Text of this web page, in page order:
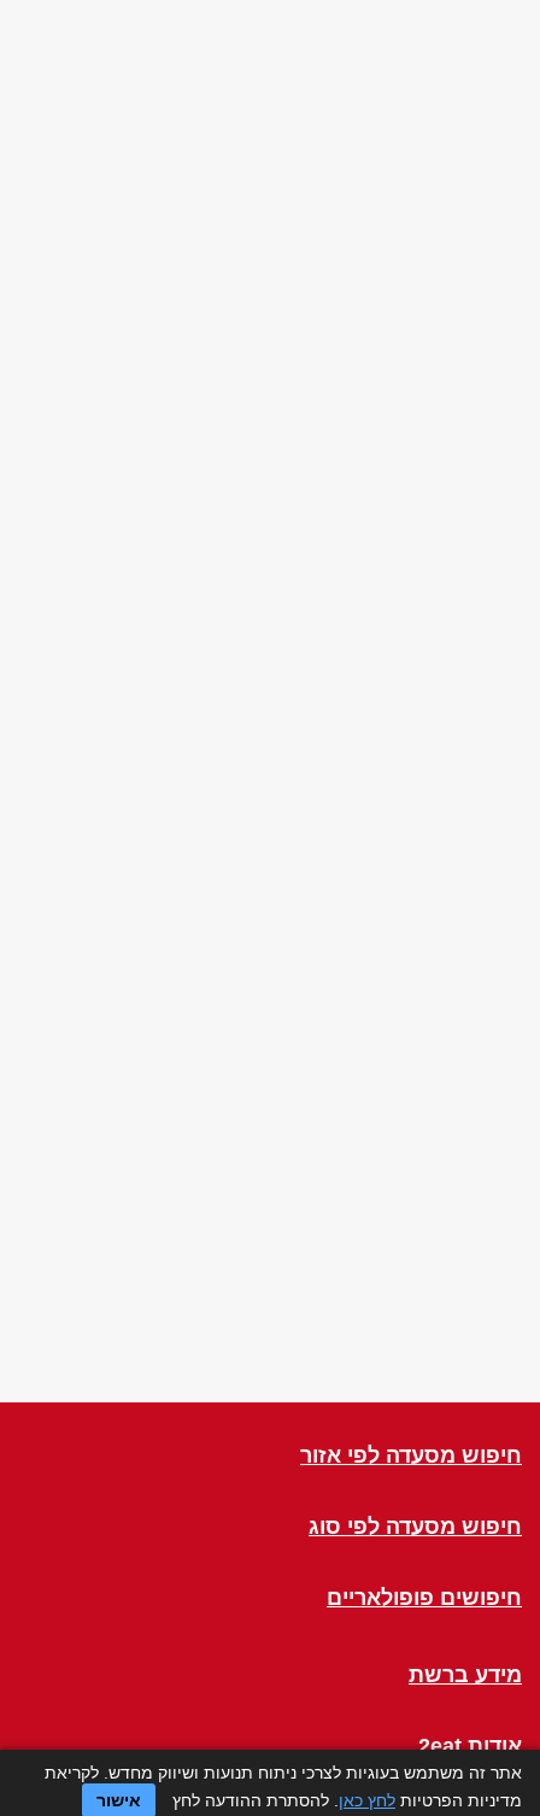
חיפוש מסעדה לפי אזור
חיפוש מסעדה לפי סוג
חיפושים פופולאריים
מידע ברשת
אודות 2eat
Click a Table
אתר זה משתמש בעוגיות לצרכי ניתוח תנועות ושיווק מחדש. לקריאת
מדיניות הפרטיות לחץ כאן . להסתרת ההודעה לחץ אישור